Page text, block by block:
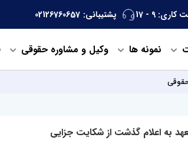
9 - 17 پشتیبانی: 02126760657
نمونه ها وکیل و مشاوره حقوقی
حقوقی
به اعلام گذشت از شکایت جزایی